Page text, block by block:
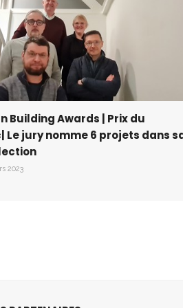
Building Awards | Prix du
Le jury nomme 6 projets dans
2023